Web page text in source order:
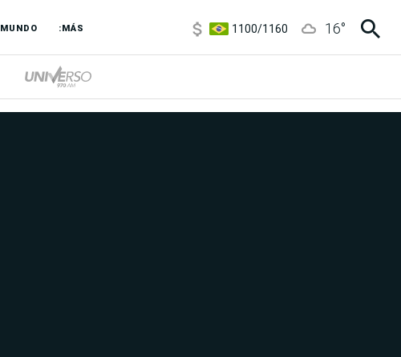
MUNDO :MÁS
3,8/4
16°